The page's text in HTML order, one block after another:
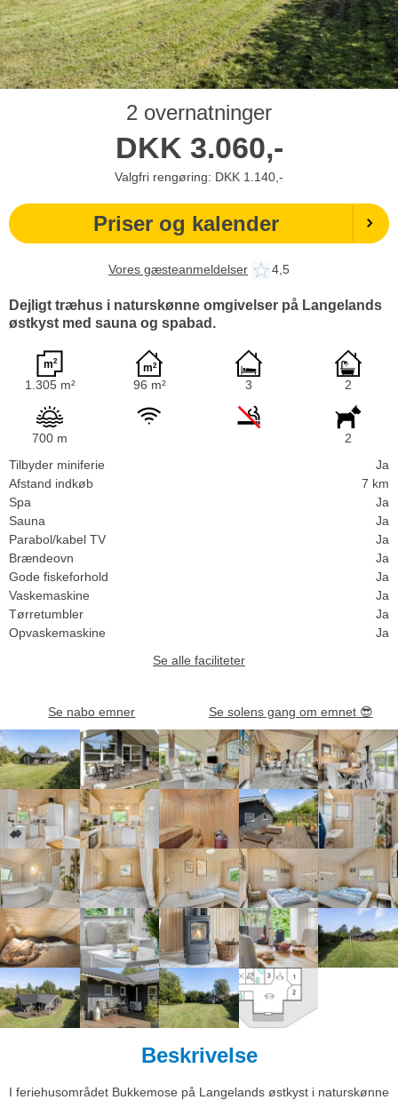
2 overnatninger
DKK 3.060,-
Valgfri rengøring: DKK 1.140,-
Priser og kalender
Vores gæsteanmeldelser 4,5
Dejligt træhus i naturskønne omgivelser på Langelands
østkyst med sauna og spabad.
1.305 m² 96 m² 3 2
700 m
2
Tilbyder miniferie
Ja
Afstand indkøb
7 km
Spa
Ja
Sauna
Ja
Parabol/kabel TV
Ja
Brændeovn
Ja
Gode fiskeforhold
Ja
Vaskemaskine
Ja
Tørretumbler
Ja
Opvaskemaskine
Ja
Se alle faciliteter
Se nabo emner Se solens gang om emnet 😎
Beskrivelse
I feriehusområdet Bukkemose på Langelands østkyst i naturskønne